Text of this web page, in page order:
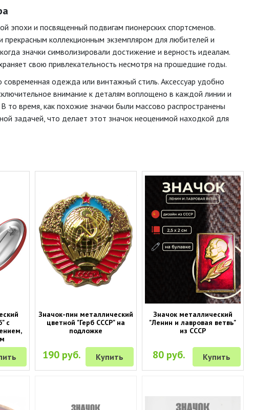
эпохи и посвященный подвигам пионерских спортсменов.
прекрасным коллекционным экземпляром для любителей и
значки символизировали достижение и верность идеалам.
свою привлекательность несмотря на прошедшие годы.
одежда или винтажный стиль. Аксессуар удобно
внимание к деталям воплощено в каждой линии и
то время, как похожие значки были массово распространены
задачей, что делает этот значок неоценимой находкой для
с
Значок-пин металлический
цветной "Герб СССР" на
подложке
190 руб. Купить
Значок металлический
"Ленин и лавровая ветвь"
из СССР
80 руб. Купить